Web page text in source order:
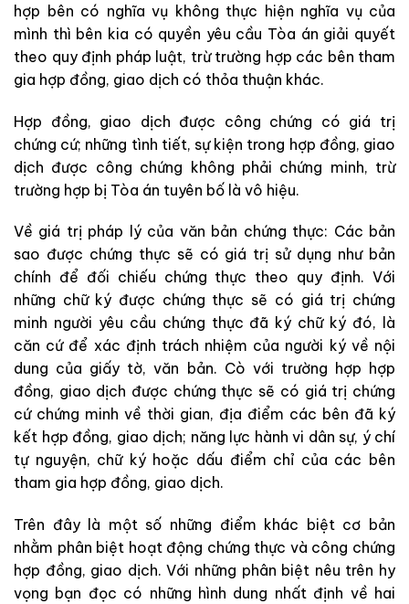
hợp bên có nghĩa vụ không thực hiện nghĩa vụ của
mình thì bên kia có quyền yêu cầu Tòa án giải quyết
theo quy định pháp luật, trừ trường hợp các bên tham
gia hợp đồng, giao dịch có thỏa thuận khác.
Hợp đồng, giao dịch được công chứng có giá trị
chứng cứ; những tình tiết, sự kiện trong hợp đồng, giao
dịch được công chứng không phải chứng minh, trừ
trường hợp bị Tòa án tuyên bố là vô hiệu.
Về giá trị pháp lý của văn bản chứng thực: Các bản
sao được chứng thực sẽ có giá trị sử dụng như bản
chính để đối chiếu chứng thực theo quy định. Với
những chữ ký được chứng thực sẽ có giá trị chứng
minh người yêu cầu chứng thực đã ký chữ ký đó, là
căn cứ để xác định trách nhiệm của người ký về nội
dung của giấy tờ, văn bản. Cò với trường hợp hợp
đồng, giao dịch được chứng thực sẽ có giá trị chứng
cứ chứng minh về thời gian, địa điểm các bên đã ký
kết hợp đồng, giao dịch; năng lực hành vi dân sự, ý chí
tự nguyện, chữ ký hoặc dấu điểm chỉ của các bên
tham gia hợp đồng, giao dịch.
Trên đây là một số những điểm khác biệt cơ bản
nhằm phân biệt hoạt động chứng thực và công chứng
hợp đồng, giao dịch. Với những phân biệt nêu trên hy
vọng bạn đọc có những hình dung nhất định về hai